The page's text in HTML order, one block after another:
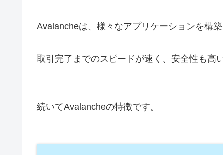
Avalancheは、様々なアプリケーションを構
取引完了までのスピードが速く、安全性も高
続いてAvalancheの特徴です。